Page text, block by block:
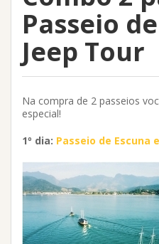
Passeio
Jeep Tour
Na compra de 2 passeios
especial!
1º dia: Passeio de Escuna